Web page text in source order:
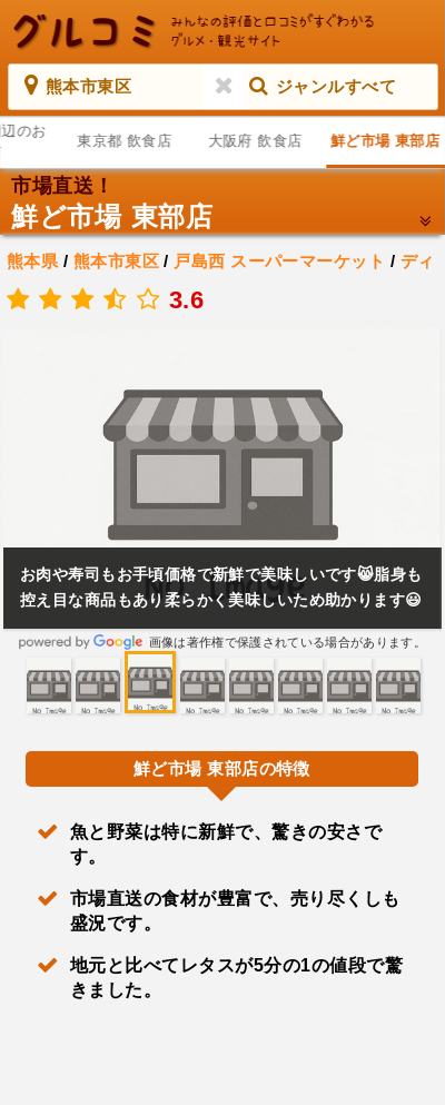
熊本市東区 ジャンルすべて
のお
東京都 飲食店 大阪府 飲食店 鮮ど市場 東部店
市場直送！
鮮ど市場 東部店
熊本県 / 熊本市東区/ 戸島西 スーパーマーケット / ディ
.
3.6
お肉や寿司もお手頃価格で新鮮で美味しいです😸脂身も
控え目な商品もあり柔らかく美味しいため助かります😃
画像は著作権で保護されている場合があります。
鮮ど市場 東部店の特徴
魚と野菜は特に新鮮で、驚きの安さで
す。
市場直送の食材が豊富で、売り尽くしも
盛況です。
地元と比べてレタスが5分の1の値段で驚
きました。